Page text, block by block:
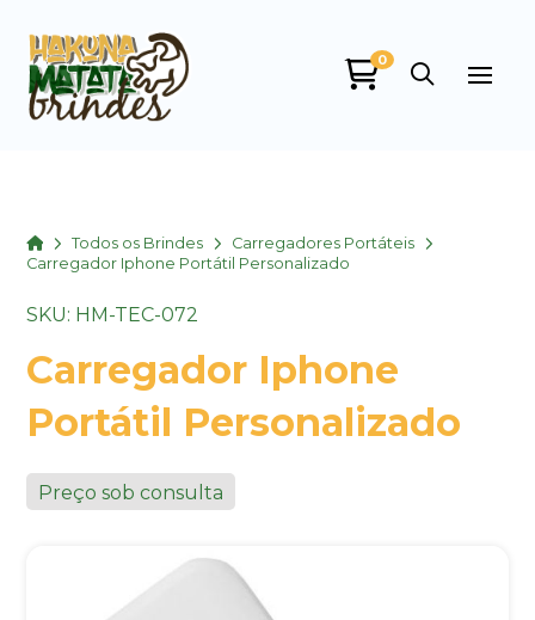
0
HomeTodos os Brindes
Carregadores Portáteis
Carregador Iphone Portátil Personalizado
SKU: HM-TEC-072
Carregador Iphone
Portátil Personalizado
Preço sob consulta